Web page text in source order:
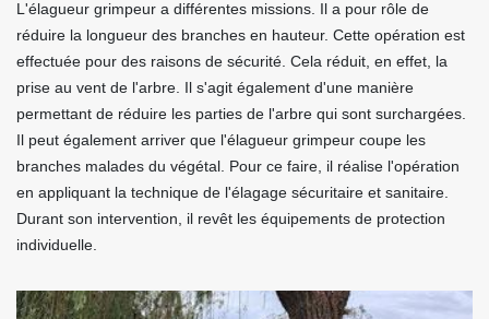
L'élagueur grimpeur a différentes missions. Il a pour rôle de
réduire la longueur des branches en hauteur. Cette opération est
effectuée pour des raisons de sécurité. Cela réduit, en effet, la
prise au vent de l'arbre. Il s'agit également d'une manière
permettant de réduire les parties de l'arbre qui sont surchargées.
Il peut également arriver que l'élagueur grimpeur coupe les
branches malades du végétal. Pour ce faire, il réalise l'opération
en appliquant la technique de l'élagage sécuritaire et sanitaire.
Durant son intervention, il revêt les équipements de protection
individuelle.